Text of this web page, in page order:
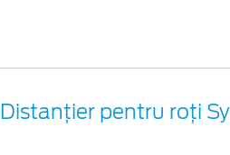
pentru roți